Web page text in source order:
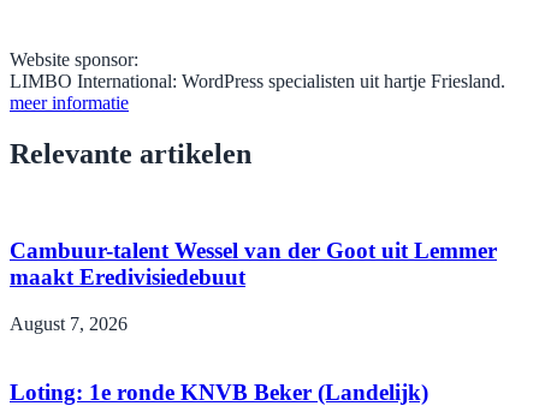
Website sponsor:
LIMBO International: WordPress specialisten uit hartje Friesland.
meer informatie
Relevante artikelen
Cambuur-talent Wessel van der Goot uit Lemmer
maakt Eredivisiedebuut
August 7, 2026
Loting: 1e ronde KNVB Beker (Landelijk)